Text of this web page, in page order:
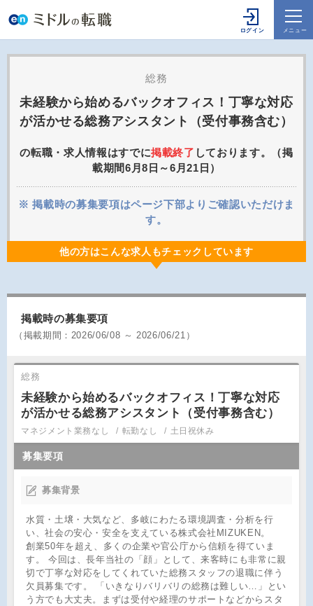
総務
未経験から始めるバックオフィス！丁寧な対応
が活かせる総務アシスタント（受付事務含む）
の転職・求人情報はすでに掲載終了 しております。（掲
載期間6月8日～6月21日）
※ 掲載時の募集要項はページ下部よりご確認いただけま
す。
他の方はこんな求人もチェックしています
掲載時の募集要項
（ 掲載期間： 2026/06/08 ～ 2026/06/21）
総務
未経験から始めるバックオフィス！丁寧な対応
が活かせる総務アシスタント（受付事務含む）
マネジメント業務なし 転勤なし 土日祝休み
募集要項
募集背景
水質・土壌・大気など、多岐にわたる環境調査・分析を行
い、社会の安心・安全を支えている株式会社MIZUKEN。
創業50年を超え、多くの企業や官公庁から信頼を得ていま
す。 今回は、長年当社の「顔」として、来客時にも非常に親
切で丁寧な対応をしてくれていた総務スタッフの退職に伴う
欠員募集です。 「いきなりバリバリの総務は難しい…」とい
う方でも大丈夫。まずは受付や経理のサポートなどからスタ